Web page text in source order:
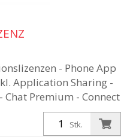
Stk.
- Phone App
Application Sharing -
Premium - Connect